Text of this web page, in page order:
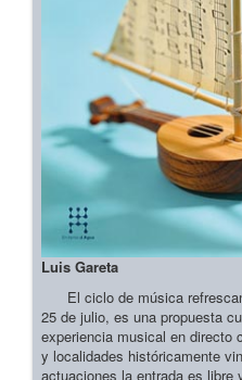
Luis Gareta
El ciclo de música
25 de julio, es una propuesta
experiencia musical en directo
y localidades históricamente
actuaciones la entrada es libre